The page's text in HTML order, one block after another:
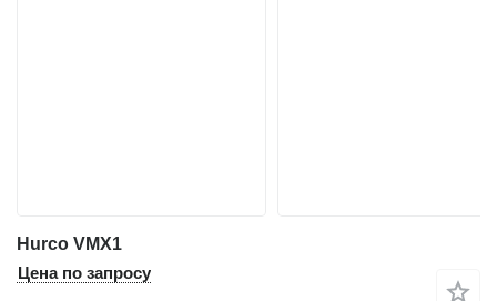
Hurco VMX1
Цена по запросу